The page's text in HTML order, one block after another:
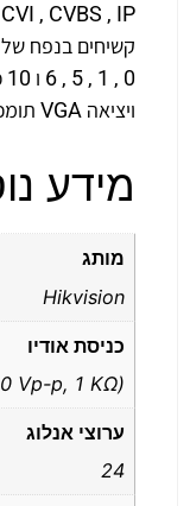
ויציאה VGA תומכת בצילום וכיסוי קופה
מידע
מותג
Hikvision
כניסת אודיו
Vp-p, 1 KΩ)
ערוצי אנלוג
24